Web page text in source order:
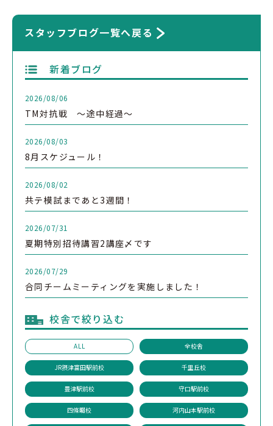
スタッフブログ一覧へ戻る
新着ブログ
2026/08/06
TM対抗戦 ～途中経過～
2026/08/03
8月スケジュール！
2026/08/02
共テ模試まであと3週間！
2026/07/31
夏期特別招待講習2講座〆です
2026/07/29
合同チームミーティングを実施しました！
校舎で絞り込む
ALL 全校舎
JR摂津富田駅前校 千里丘校
豊津駅前校 守口駅前校
四條畷校 河内山本駅前校